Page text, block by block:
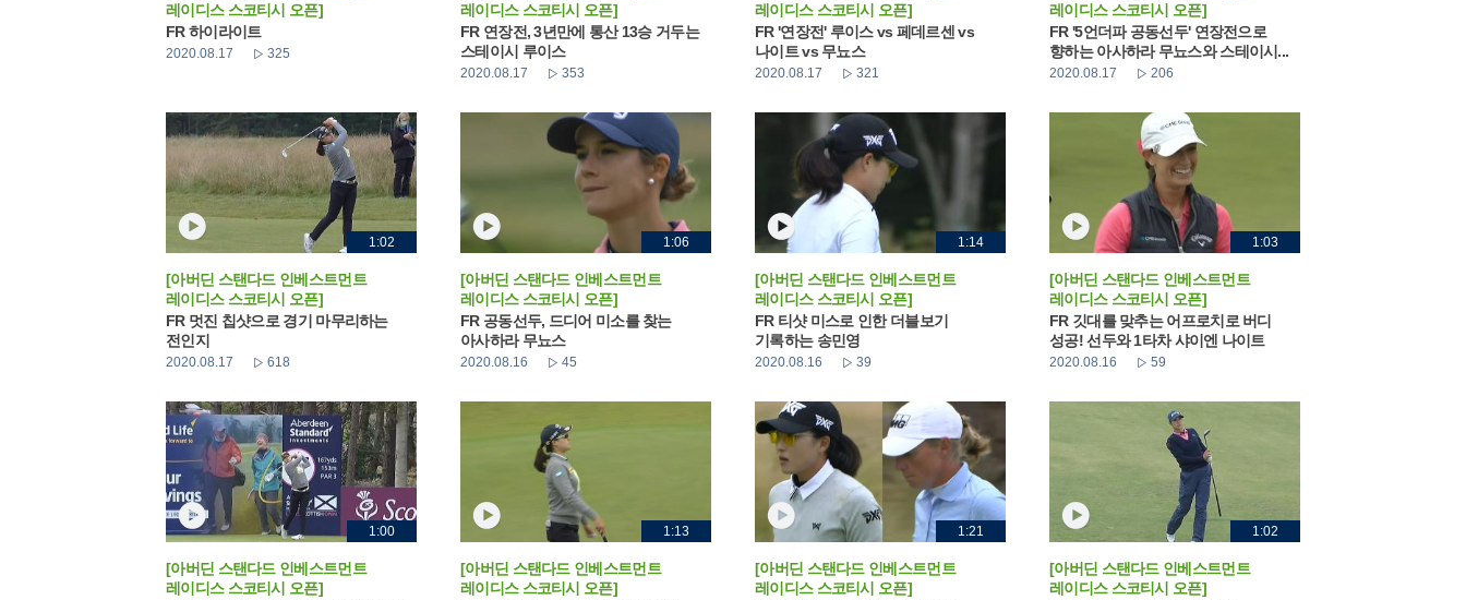
레이디스 스코티시 오픈]
FR 하이라이트
2020.08.17 325
레이디스 스코티시 오픈]
FR 연장전, 3년만에 통산 13승 거두는
스테이시 루이스
2020.08.17 353
레이디스 스코티시 오픈]
FR '연장전' 루이스 vs 페데르센 vs
나이트 vs 무뇨스
2020.08.17 321
레이디스 스코티시 오픈]
FR '5언더파 공동선두' 연장전으로
향하는 아사하라 무뇨스와 스테이시...
2020.08.17 206
1:02
[아버딘 스탠다드 인베스트먼트
레이디스 스코티시 오픈]
FR 멋진 칩샷으로 경기 마무리하는
전인지
2020.08.17 618
1:06
[아버딘 스탠다드 인베스트먼트
레이디스 스코티시 오픈]
FR 공동선두, 드디어 미소를 찾는
아사하라 무뇨스
2020.08.16 45
1:14
[아버딘 스탠다드 인베스트먼트
레이디스 스코티시 오픈]
FR 티샷 미스로 인한 더블보기
기록하는 송민영
2020.08.16 39
1:03
[아버딘 스탠다드 인베스트먼트
레이디스 스코티시 오픈]
FR 깃대를 맞추는 어프로치로 버디
성공! 선두와 1타차 샤이엔 나이트
2020.08.16 59
1:00
[아버딘 스탠다드 인베스트먼트
레이디스 스코티시 오픈]
1:13
[아버딘 스탠다드 인베스트먼트
레이디스 스코티시 오픈]
1:21
[아버딘 스탠다드 인베스트먼트
레이디스 스코티시 오픈]
1:02
[아버딘 스탠다드 인베스트먼트
레이디스 스코티시 오픈]